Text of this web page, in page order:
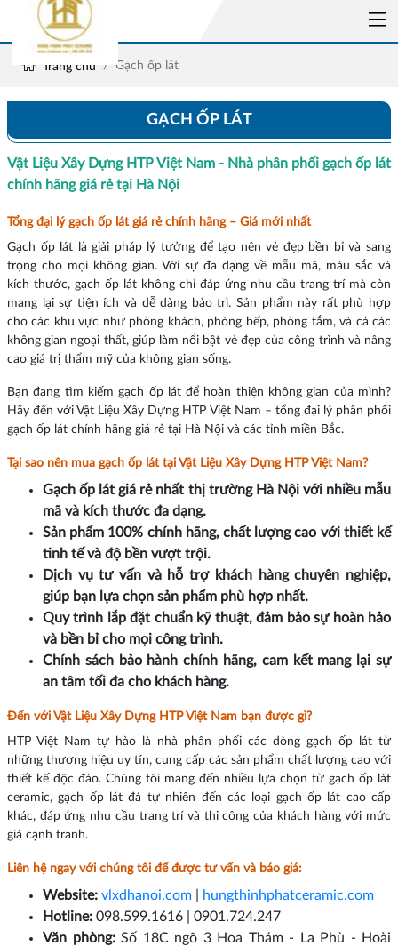
Trang chủ Gạch ốp lát
GẠCH ỐP LÁT
Vật Liệu Xây Dựng HTP Việt Nam - Nhà phân phối gạch ốp lát
chính hãng giá rẻ tại Hà Nội
Tổng đại lý gạch ốp lát giá rẻ chính hãng – Giá mới nhất
Gạch ốp lát là giải pháp lý tưởng để tạo nên vẻ đẹp bền bỉ và sang
trọng cho mọi không gian. Với sự đa dạng về mẫu mã, màu sắc và
kích thước, gạch ốp lát không chỉ đáp ứng nhu cầu trang trí mà còn
mang lại sự tiện ích và dễ dàng bảo trì. Sản phẩm này rất phù hợp
cho các khu vực như phòng khách, phòng bếp, phòng tắm, và cả các
không gian ngoại thất, giúp làm nổi bật vẻ đẹp của công trình và nâng
cao giá trị thẩm mỹ của không gian sống.
Bạn đang tìm kiếm gạch ốp lát để hoàn thiện không gian của mình?
Hãy đến với Vật Liệu Xây Dựng HTP Việt Nam – tổng đại lý phân phối
gạch ốp lát chính hãng giá rẻ tại Hà Nội và các tỉnh miền Bắc.
Tại sao nên mua gạch ốp lát tại Vật Liệu Xây Dựng HTP Việt Nam?
Gạch ốp lát giá rẻ nhất thị trường Hà Nội với nhiều mẫu
mã và kích thước đa dạng.
Sản phẩm 100% chính hãng, chất lượng cao với thiết kế
tinh tế và độ bền vượt trội.
Dịch vụ tư vấn và hỗ trợ khách hàng chuyên nghiệp,
giúp bạn lựa chọn sản phẩm phù hợp nhất.
Quy trình lắp đặt chuẩn kỹ thuật, đảm bảo sự hoàn hảo
và bền bỉ cho mọi công trình.
Chính sách bảo hành chính hãng, cam kết mang lại sự
an tâm tối đa cho khách hàng.
Đến với Vật Liệu Xây Dựng HTP Việt Nam bạn được gì?
HTP Việt Nam tự hào là nhà phân phối các dòng gạch ốp lát từ
những thương hiệu uy tín, cung cấp các sản phẩm chất lượng cao với
thiết kế độc đáo. Chúng tôi mang đến nhiều lựa chọn từ gạch ốp lát
ceramic, gạch ốp lát đá tự nhiên đến các loại gạch ốp lát cao cấp
khác, đáp ứng nhu cầu trang trí và thi công của khách hàng với mức
giá cạnh tranh.
Liên hệ ngay với chúng tôi để được tư vấn và báo giá:
Website: vlxdhanoi.com
hungthinhphatceramic.com
Hotline: 098.599.1616 | 0901.724.247
Văn phòng:Số 18C ngõ 3 Hoa Thám - La Phù - Hoài